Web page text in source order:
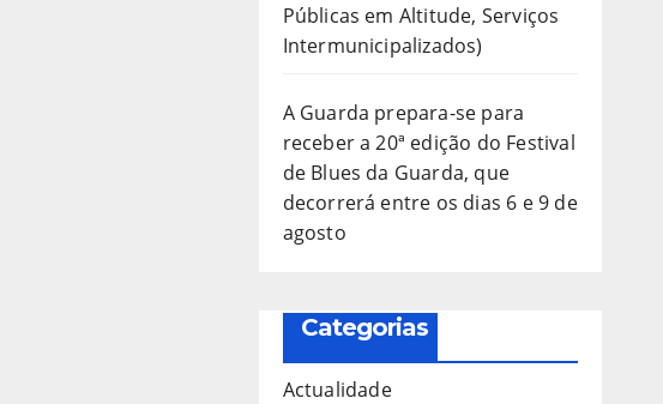
Públicas em Altitude, Serviços
Intermunicipalizados)
A Guarda prepara-se para
receber a 20ª edição do Festival
de Blues da Guarda, que
decorrerá entre os dias 6 e 9 de
agosto
Categorias
Actualidade